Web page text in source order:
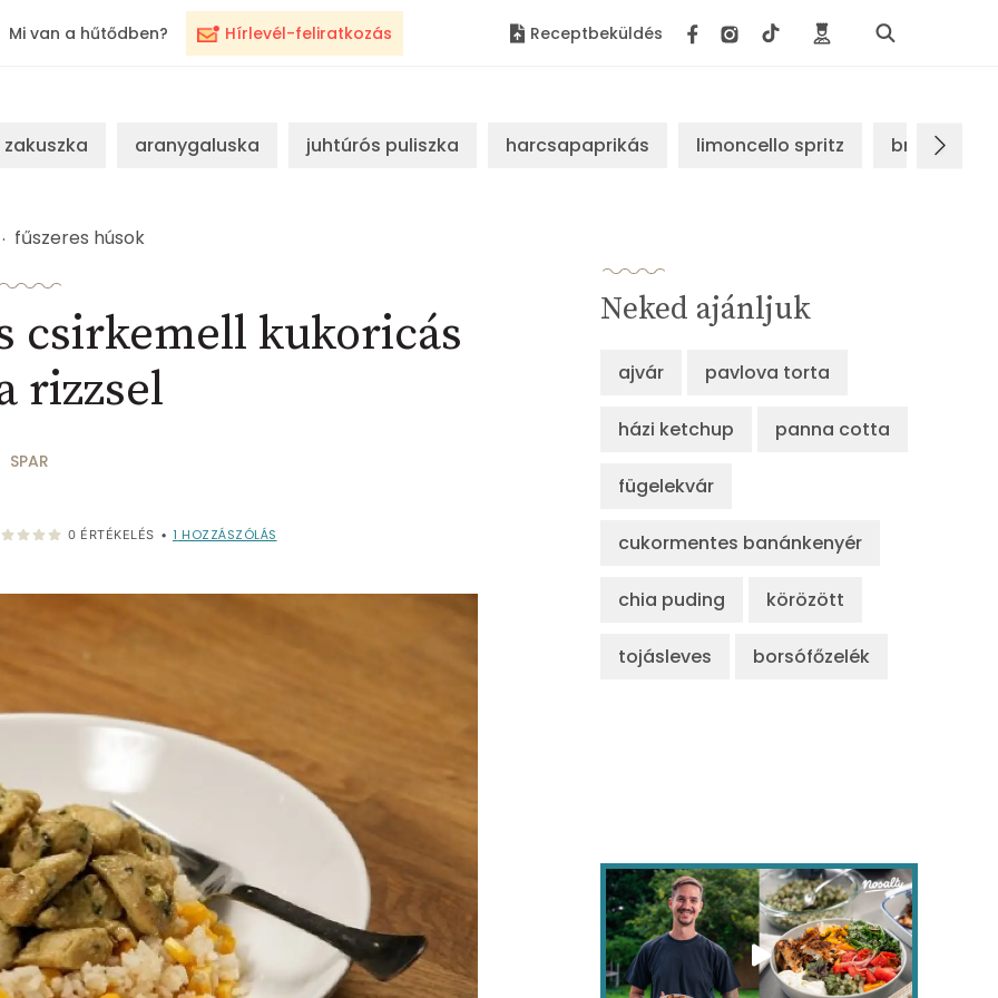
Hírlevél-feliratkozás
Mi van a hűtődben? Receptbeküldés
zakuszka aranygaluska juhtúrós puliszka harcsapaprikás limoncello spritz brassói
fűszeres húsok
csirkemell kukoricás
rizzsel
SPAR
0 ÉRTÉKELÉS • 1 HOZZÁSZÓLÁS
Neked ajánljuk
ajvár pavlova torta
házi ketchup panna cotta
fügelekvár
cukormentes banánkenyér
chia puding körözött
tojásleves borsófőzelék